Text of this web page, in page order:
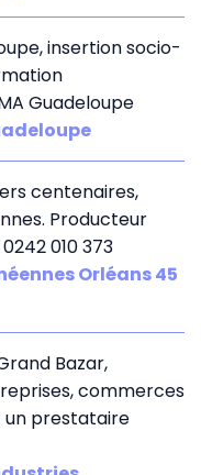
insertion socio-
Guadeloupe
centenaires,
Producteur
010 373
Orléans 45
Bazar,
commerces
un prestataire